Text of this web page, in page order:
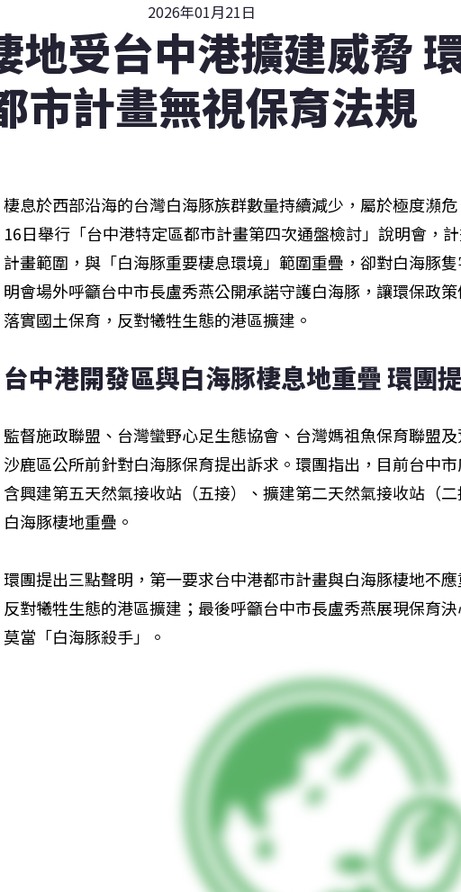
2026年01月21日
地受台中港擴建威脅
市計畫無視保育法規
棲息於西部沿海的台灣白海豚族群數量持續減少，屬於極度瀕
16日舉行「台中港特定區都市計畫第四次通盤檢討」說明會，
計畫範圍，與「白海豚重要棲息環境」範圍重疊，卻對白海豚
明會場外呼籲台中市長盧秀燕公開承諾守護白海豚，讓環保政
落實國土保育，反對犧牲生態的港區擴建。
台中港開發區與白海豚棲息地重疊 環團
監督施政聯盟、台灣蠻野心足生態協會、台灣媽祖魚保育聯盟
沙鹿區公所前針對白海豚保育提出訴求。環團指出，目前台中
含興建第五天然氣接收站（五接）、擴建第二天然氣接收站（
白海豚棲地重疊。
環團提出三點聲明，第一要求台中港都市計畫與白海豚棲地不
反對犧牲生態的港區擴建；最後呼籲台中市長盧秀燕展現保育
莫當「白海豚殺手」。